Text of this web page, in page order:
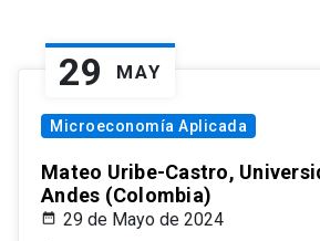
29 MAY
Microeconomía Aplicada
Mateo Uribe-Castro,
Andes (Colombia)
29 de Mayo de 2024